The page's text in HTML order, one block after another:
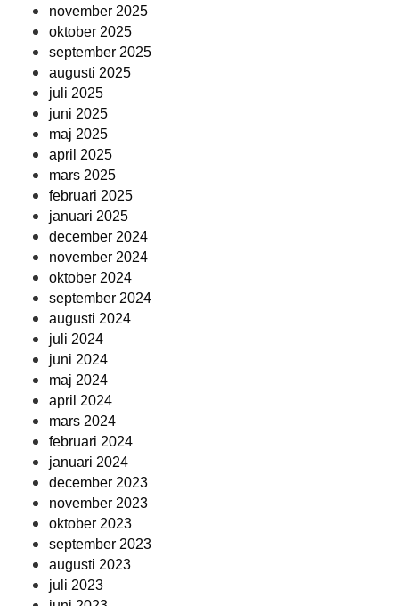
november 2025
oktober 2025
september 2025
augusti 2025
juli 2025
juni 2025
maj 2025
april 2025
mars 2025
februari 2025
januari 2025
december 2024
november 2024
oktober 2024
september 2024
augusti 2024
juli 2024
juni 2024
maj 2024
april 2024
mars 2024
februari 2024
januari 2024
december 2023
november 2023
oktober 2023
september 2023
augusti 2023
juli 2023